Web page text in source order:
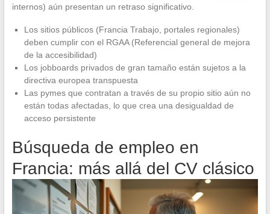
internos) aún presentan un retraso significativo.
Los sitios públicos (Francia Trabajo, portales regionales)
deben cumplir con el RGAA (Referencial general de mejora
de la accesibilidad)
Los jobboards privados de gran tamaño están sujetos a la
directiva europea transpuesta
Las pymes que contratan a través de su propio sitio aún no
están todas afectadas, lo que crea una desigualdad de
acceso persistente
Búsqueda de empleo en
Francia: más allá del CV clásico